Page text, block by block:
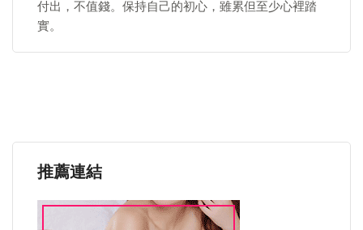
付出，不值錢。保持自己的初心，雖累但至少心裡踏
實。
推薦連結